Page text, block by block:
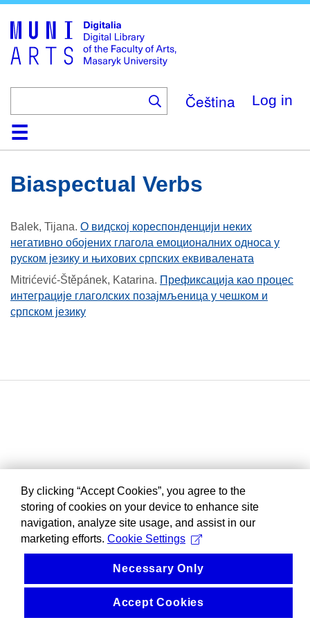
main
content
Čeština Log in
HomeCollections
Browse
Search
About
HelpContactDigitalia
Biaspectual Verbs
Balek, Tijana. О видској кореспонденцији неких
негативно обојених глагола емоционалних односа у
руском језику и њихових српских еквивалената
Mitrićević-Štěpánek, Katarina. Префиксација као процес
интеграције глаголских позајмљеница у чешком и
српском језику
By clicking “Accept Cookies”, you agree to the
storing of cookies on your device to enhance site
navigation, analyze site usage, and assist in our
marketing efforts. Cookie Settings
Necessary Only
Accept Cookies